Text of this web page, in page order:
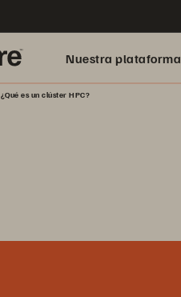
Nuestra plataforma
¿Qué es un clúster HPC?